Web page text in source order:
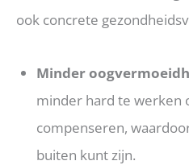
ook concrete
Minder
minder hard te werken
compenseren,
buiten kunt zijn.